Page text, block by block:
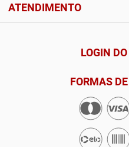
ATENDIMENTO
LOGIN
FORMAS